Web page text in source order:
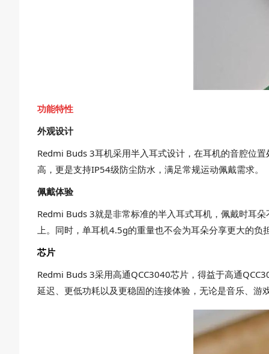
功能特性
外观设计
Redmi Buds 3耳机采用半入耳式设计，在耳机的音腔位
高，更是支持IP54级防尘防水，满足常规运动佩戴需求。
佩戴体验
Redmi Buds 3就是非常标准的半入耳式耳机，佩戴时耳
上。同时，单耳机4.5g的重量也不会为耳朵分享更大的负
芯片
Redmi Buds 3采用高通QCC3040芯片，得益于高通
延迟、更低功耗以及更稳固的连接体验，无论是音乐、